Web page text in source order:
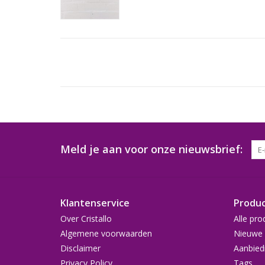
Meld je aan voor onze nieuwsbrief:
Klantenservice
Over Cristallo
Algemene voorwaarden
Disclaimer
Alle